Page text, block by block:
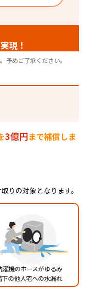
実現！
予めご了承ください。
3億円まで補償しま
りの対象となります。
濯機のホースがゆるみ
下の他人宅への水漏れ